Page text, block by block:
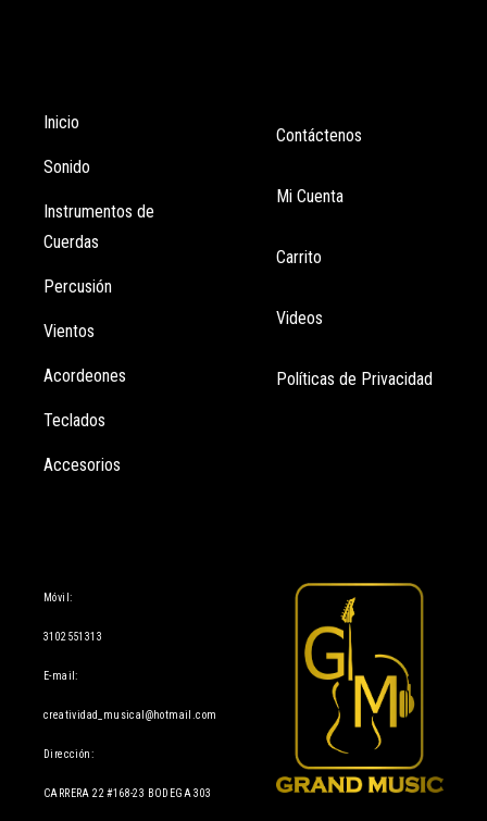
Inicio
Sonido
Instrumentos de
Cuerdas
Percusión
Vientos
Acordeones
Teclados
Accesorios
Contáctenos
Mi Cuenta
Carrito
Videos
Políticas de Privacidad
Móvil:
3102551313
E-mail:
creatividad_musical@hotmail.com
Dirección:
CARRERA 22 #168-23 BODEGA 303